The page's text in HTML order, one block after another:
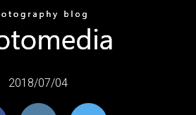
2018/07/04